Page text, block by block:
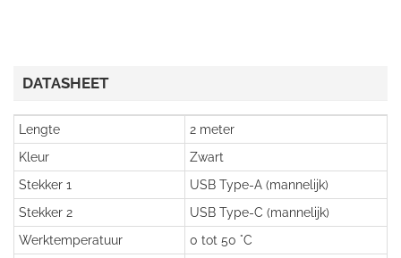
DATASHEET
Lengte
2 meter
Kleur
Zwart
Stekker 1
USB Type-A (mannelijk)
Stekker 2
USB Type-C (mannelijk)
Werktemperatuur
0 tot 50 °C